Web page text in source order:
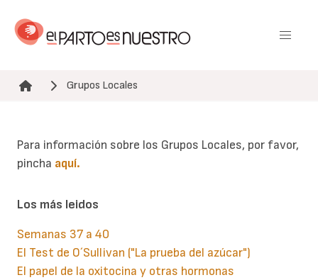
contenido
Ruta de navegación
Grupos Locales
Para información sobre los Grupos Locales, por favor,
pincha aquí.
Los más leidos
Semanas 37 a 40
El Test de O´Sullivan ("La prueba del azúcar")
El papel de la oxitocina y otras hormonas